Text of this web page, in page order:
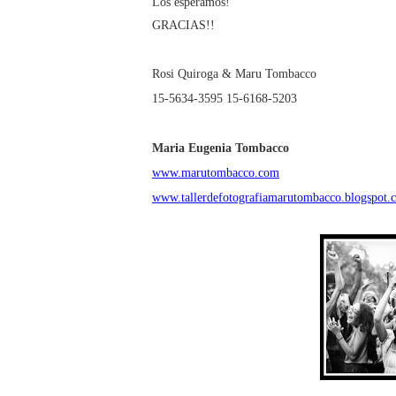
GRACIAS!!
Rosi Quiroga & Maru Tombacco
15-5634-3595 15-6168-5203
Maria Eugenia Tombacco
www.marutombacco.com